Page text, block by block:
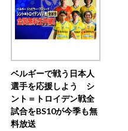
ベルギーで戦う日本人
選手を応援しよう シ
ント＝トロイデン戦全
試合をBS10が今季も無
料放送